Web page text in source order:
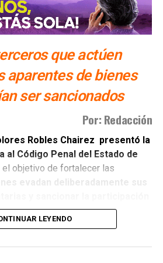
que actúen
aparentes de bienes
ser sancionados
Por: Redacción
Robles Chairez presentó la
al Código Penal del Estado de
el objetivo de fortalecer las
evadan deliberadamente sus
que colaboren para impedir su
espacios de impunidad mediante
LEYENDO